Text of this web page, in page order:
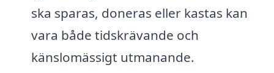
ska sparas, doneras eller kastas kan
vara både tidskrävande och
känslomässigt utmanande.